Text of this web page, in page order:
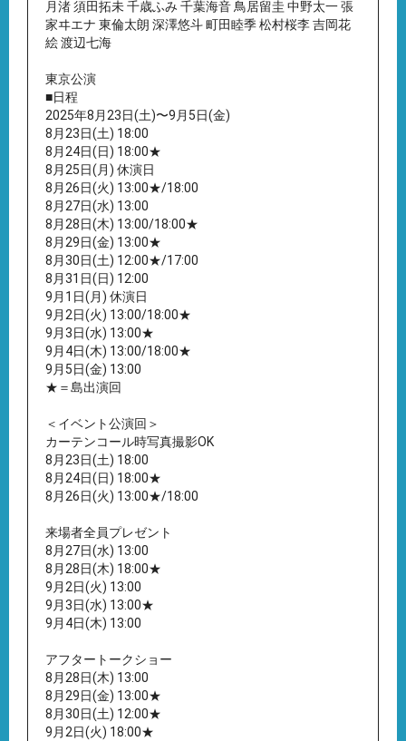
月渚 須田拓未 千歳ふみ 千葉海音 鳥居留圭 中野太一 張
家ヰエナ 東倫太朗 深澤悠斗 町田睦季 松村桜李 吉岡花
絵 渡辺七海
東京公演
■日程
2025年8月23日(土)〜9月5日(金)
8月23日(土) 18:00
8月24日(日) 18:00★
8月25日(月) 休演日
8月26日(火) 13:00★/18:00
8月27日(水) 13:00
8月28日(木) 13:00/18:00★
8月29日(金) 13:00★
8月30日(土) 12:00★/17:00
8月31日(日) 12:00
9月1日(月) 休演日
9月2日(火) 13:00/18:00★
9月3日(水) 13:00★
9月4日(木) 13:00/18:00★
9月5日(金) 13:00
★＝島出演回
＜イベント公演回＞
カーテンコール時写真撮影OK
8月23日(土) 18:00
8月24日(日) 18:00★
8月26日(火) 13:00★/18:00
来場者全員プレゼント
8月27日(水) 13:00
8月28日(木) 18:00★
9月2日(火) 13:00
9月3日(水) 13:00★
9月4日(木) 13:00
アフタートークショー
8月28日(木) 13:00
8月29日(金) 13:00★
8月30日(土) 12:00★
9月2日(火) 18:00★